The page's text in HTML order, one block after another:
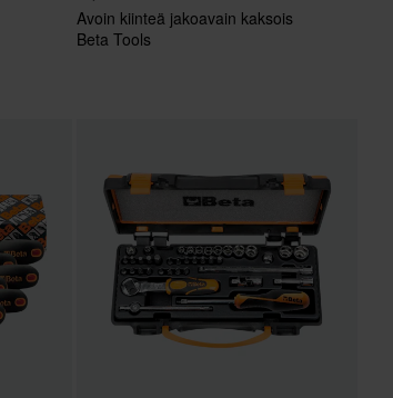
Avoin kiinteä jakoavain kaksois
Beta Tools